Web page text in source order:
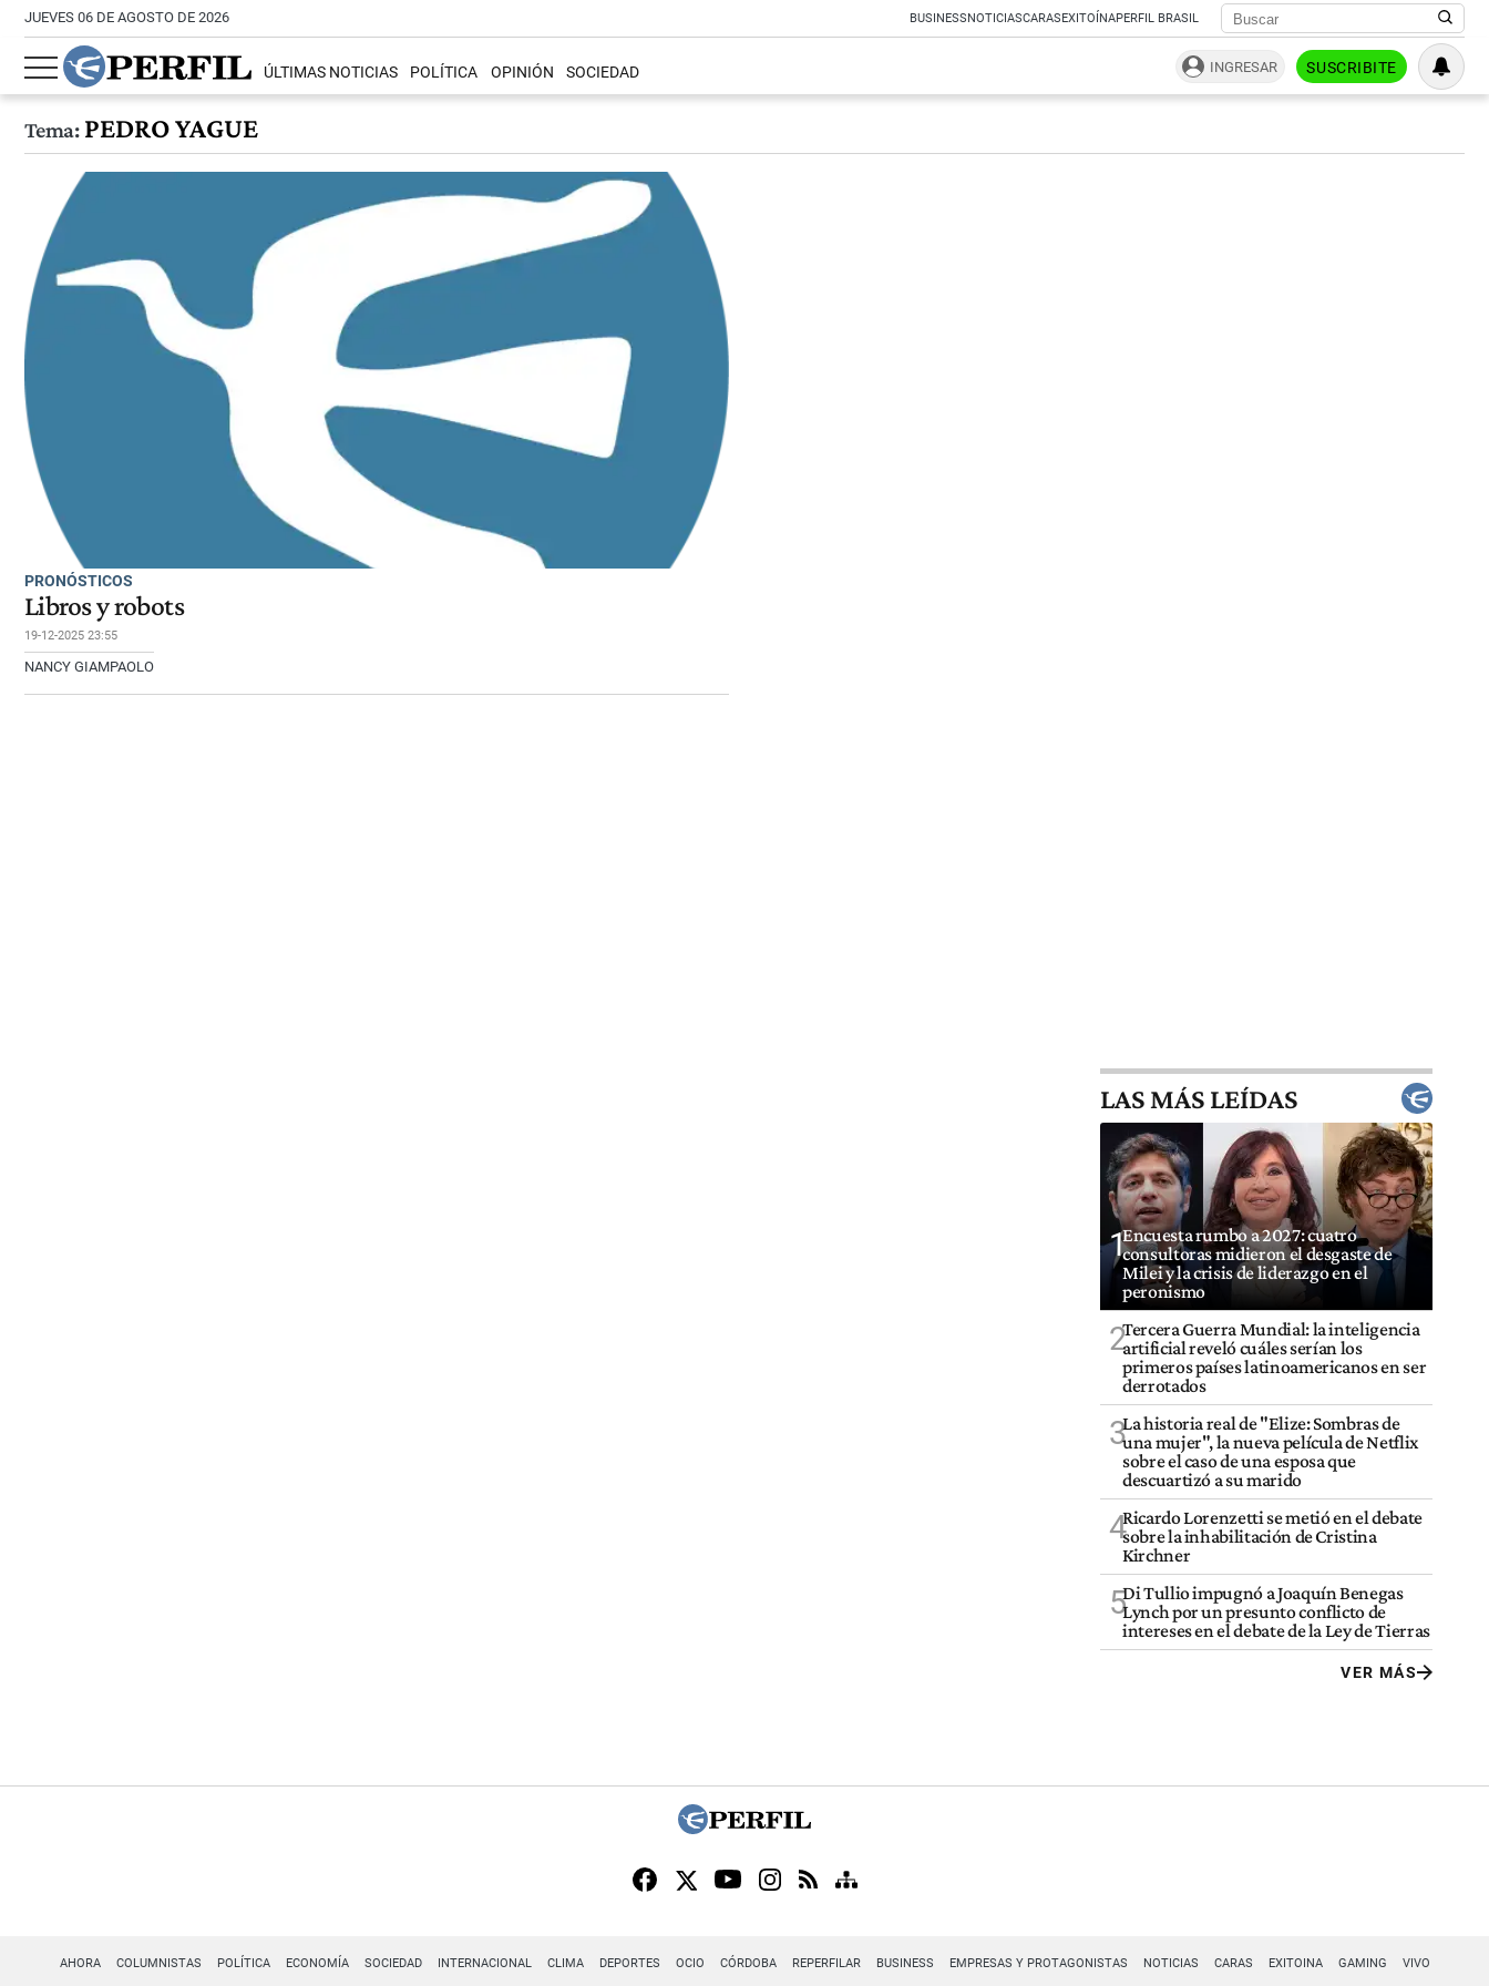
JUEVES 06 DE AGOSTO DE 2026 BUSINESSNOTICIASCARASEXITOÍNAPERFIL BRASIL
ÚLTIMAS NOTICIAS POLÍTICA OPINIÓN SOCIEDAD INGRESAR SUSCRIBITE
Tema:PEDRO YAGUE
PRONÓSTICOS
Libros y robots
19-12-2025 23:55
NANCY GIAMPAOLO
LAS MÁS LEÍDAS
1Encuesta rumbo a 2027: cuatro
consultoras midieron el desgaste de
Milei y la crisis de liderazgo en el
peronismo
2Tercera Guerra Mundial: la inteligencia
artificial reveló cuáles serían los
primeros países latinoamericanos en ser
derrotados
3La historia real de "Elize: Sombras de
una mujer", la nueva película de Netflix
sobre el caso de una esposa que
descuartizó a su marido
4Ricardo Lorenzetti se metió en el debate
sobre la inhabilitación de Cristina
Kirchner
5Di Tullio impugnó a Joaquín Benegas
Lynch por un presunto conflicto de
intereses en el debate de la Ley de Tierras
VER MÁS
AHORA COLUMNISTAS POLÍTICA ECONOMÍA SOCIEDAD INTERNACIONAL CLIMA DEPORTES OCIO CÓRDOBA REPERFILAR BUSINESS EMPRESAS Y PROTAGONISTAS NOTICIAS CARAS EXITOINA GAMING VIVO